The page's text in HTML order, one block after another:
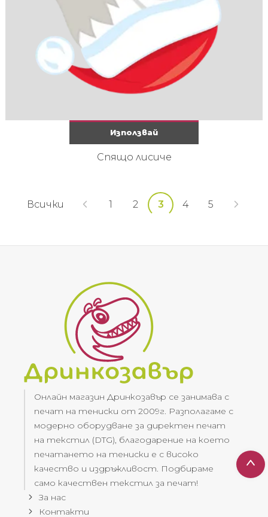
Използвай
Спящо лисиче
Всички 1 2 3 4 5
Онлайн магазин Дринкозавър се занимава с
печат на тениски от 2009г. Разполагаме с
модерно оборудване за директен печат
на текстил (DTG), благодарение на което
печатането на тениски е с високо
качество и издръжливост. Подбираме
само качествен текстил за печат!
За нас
Контакти